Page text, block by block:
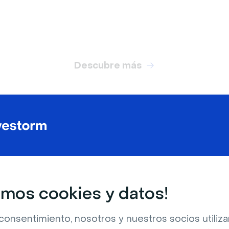
cookies y datos!
nosotros y nuestros socios
Descubre más
gratis
de minutos y
su primer seminario